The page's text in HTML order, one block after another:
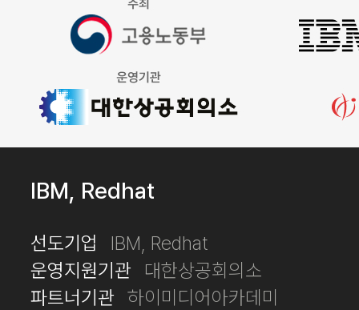
IBM, Redhat
선도기업
IBM, Redhat
운영지원기관
대한상공회의소
파트너기관 하이미디어아카데미